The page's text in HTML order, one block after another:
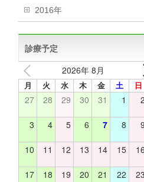
2016年
診療予定
2026年 8月
月 火 水 木 金 土 日
27 28 29 30 31 1 2
3 4 5 6 7 8 9
10 11 12 13 14 15 16
17 18 19 20 21 22 23